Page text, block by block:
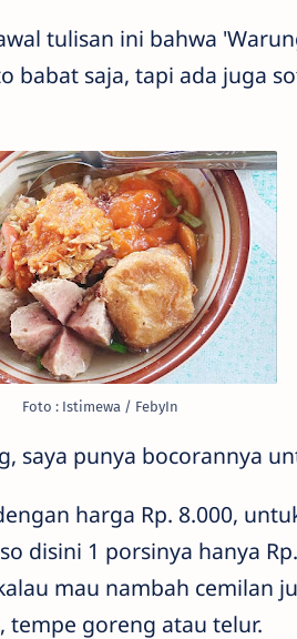
tulisan ini bahwa
babat saja, tapi ada juga
Foto : Istimewa / FebyIn
saya punya bocorannya
harga Rp. 8.000,
disini 1 porsinya hanya Rp.
mau nambah cemilan
tempe goreng atau telur.